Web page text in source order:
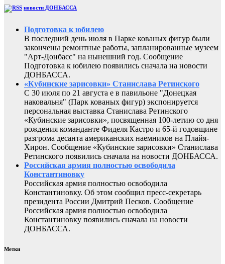
новости ДОНБАССА
Подготовка к юбилею
В последний день июля в Парке кованых фигур были
закончены ремонтные работы, запланированные музеем
"Арт-Донбасс" на нынешний год. Сообщение
Подготовка к юбилею появились сначала на новости
ДОНБАССА.
«Кубинские зарисовки» Станислава Ретинского
С 30 июля по 21 августа е в павильоне "Донецкая
наковальня" (Парк кованых фигур) экспонируется
персональная выставка Станислава Ретинского
«Кубинские зарисовки», посвященная 100-летию со дня
рождения команданте Фиделя Кастро и 65-й годовщине
разгрома десанта американских наемников на Плайя-
Хирон. Сообщение «Кубинские зарисовки» Станислава
Ретинского появились сначала на новости ДОНБАССА.
Российская армия полностью освободила
Константиновку
Российская армия полностью освободила
Константиновку. Об этом сообщил пресс-секретарь
президента России Дмитрий Песков. Сообщение
Российская армия полностью освободила
Константиновку появились сначала на новости
ДОНБАССА.
Метки